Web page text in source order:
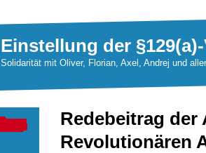
Einstellung der
Solidarität mit Oliver, Florian, Axel, Andrej und
Redebeitrag
Revolutionären